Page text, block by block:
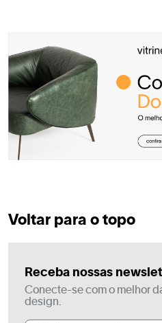
Voltar para o topo
Receba nossas
Conecte-se com o melhor
design.